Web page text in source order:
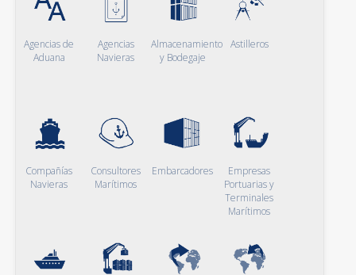
Agencias de
Aduana
Agencias
Navieras
Almacenamiento
y Bodegaje
Astilleros
Compañías
Navieras
Consultores
Marítimos
Embarcadores
Empresas
Portuarias y
Terminales
Marítimos